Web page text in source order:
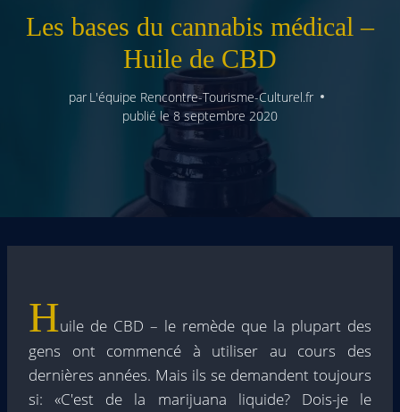
Les bases du cannabis médical –
Huile de CBD
par L'équipe Rencontre-Tourisme-Culturel.fr
publié le 8 septembre 2020
Huile de CBD – le remède que la plupart des
gens ont commencé à utiliser au cours des
dernières années. Mais ils se demandent toujours
si: «C'est de la marijuana liquide? Dois-je le